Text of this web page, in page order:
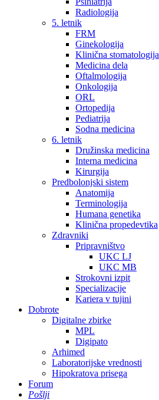
Radiologija
5. letnik
FRM
Ginekologija
Klinična stomatologija
Medicina dela
Oftalmologija
Onkologija
ORL
Ortopedija
Pediatrija
Sodna medicina
6. letnik
Družinska medicina
Interna medicina
Kirurgija
Predbolonjski sistem
Anatomija
Terminologija
Humana genetika
Klinična propedevtika
Zdravniki
Pripravništvo
UKC LJ
UKC MB
Strokovni izpit
Specializacije
Kariera v tujini
Dobrote
Digitalne zbirke
MPL
Digipato
Arhimed
Laboratorijske vrednosti
Hipokratova prisega
Forum
Pošlji